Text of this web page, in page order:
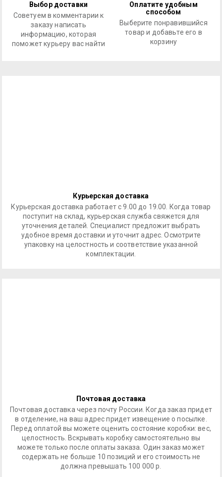
Выбор доставки
Советуем в комментарии к
заказу написать
информацию, которая
поможет курьеру вас найти
Оплатите удобным
способом
Выберите понравившийся
товар и добавьте его в
корзину
Курьерская доставка
Курьерская доставка работает с 9.00 до 19.00. Когда товар
поступит на склад, курьерская служба свяжется для
уточнения деталей. Специалист предложит выбрать
удобное время доставки и уточнит адрес. Осмотрите
упаковку на целостность и соответствие указанной
комплектации.
Почтовая доставка
Почтовая доставка через почту России. Когда заказ придет
в отделение, на ваш адрес придет извещение о посылке.
Перед оплатой вы можете оценить состояние коробки: вес,
целостность. Вскрывать коробку самостоятельно вы
можете только после оплаты заказа. Один заказ может
содержать не больше 10 позиций и его стоимость не
должна превышать 100 000 р.